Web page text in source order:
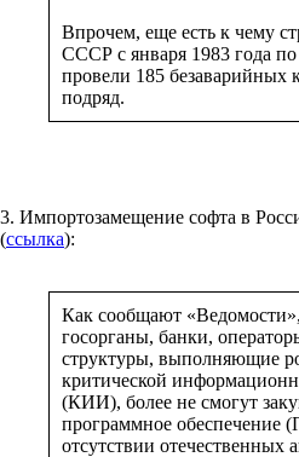
Впрочем, еще есть к чему
СССР с января 1983 года по
провели 185 безаварийных
подряд.
3. Импортозамещение софта в
(ссылка):
Как сообщают
госорганы, банки,
структуры, выполняющие
критической
(КИИ), более не смогут
программное обеспечение
отсутствии отечественных